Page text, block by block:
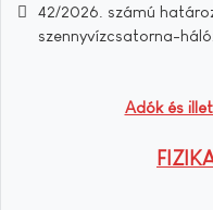
42/2026. számú
szennyvízcsatorna-
Adók és